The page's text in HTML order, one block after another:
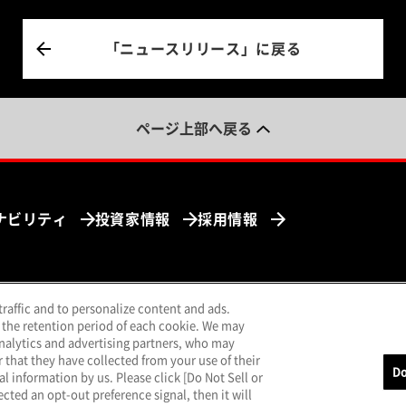
「ニュースリリース」に戻る
ページ上部へ戻る
ビリティ 投資家情報 採用情報
ドウで開く）
（別ウィンドウで開く）
LINE （別ウィンドウで開く）
メールマガジン（別ウィンドウで開く）
保護方針クッキーポリシー特定個人情報基本方針
and to personalize content and ads.
retention period of each cookie. We may
and advertising partners, who may
they have collected from your use of their
information by us. Please click [Do Not Sell or
an opt-out preference signal, then it will